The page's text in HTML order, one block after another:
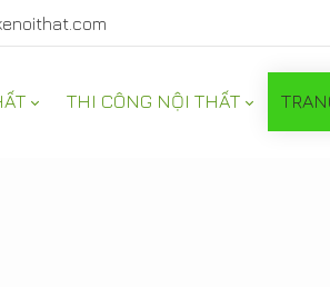
THI CÔNG NỘI THẤT